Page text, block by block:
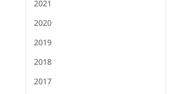
2021
2020
2019
2018
2017